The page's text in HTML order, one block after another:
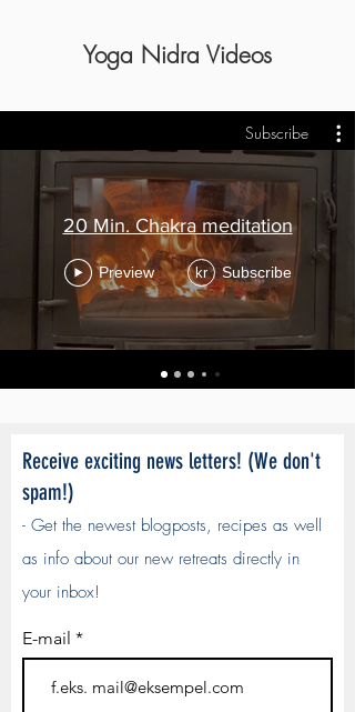
Yoga Nidra Videos
Subscribe
20 Min. Chakra meditation
Preview kr Subscribe
Receive exciting news letters! (We don't
spam!)
- Get the newest blogposts, recipes as well
as info about our new retreats directly in
your inbox!
E-mail